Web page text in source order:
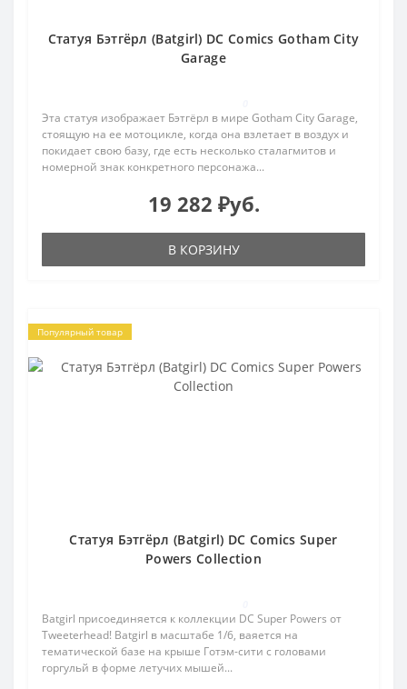
Статуя Бэтгёрл (Batgirl) DC Comics Gotham City
Garage
Эта статуя изображает Бэтгёрл в мире Gotham City Garage,
стоящую на ее мотоцикле, когда она взлетает в воздух и
покидает свою базу, где есть несколько сталагмитов и
номерной знак конкретного персонажа...
19 282 ₽уб.
В КОРЗИНУ
Популярный товар
Статуя Бэтгёрл (Batgirl) DC Comics Super
Powers Collection
Batgirl присоединяется к коллекции DC Super Powers от
Tweeterhead! Batgirl в масштабе 1/6, ваяется на
тематической базе на крыше Готэм-сити с головами
горгульй в форме летучих мышей...